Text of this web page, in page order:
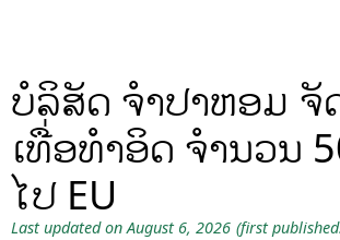
ບໍລິສັດ ຈໍາປາຫອມ ຈັ
ເທື່ອທໍາອິດ ຈໍານວນ
ໄປ EU
Last updated on August 6, 2026 (first